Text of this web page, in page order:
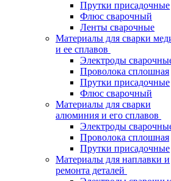
Прутки присадочные
Флюс сварочный
Ленты сварочные
Материалы для сварки
и ее сплавов
Электроды
Проволока сплошная
Прутки присадочные
Флюс сварочный
Материалы для сварки
алюминия и его сплавов
Электроды
Проволока сплошная
Прутки присадочные
Материалы для наплавки и
ремонта деталей